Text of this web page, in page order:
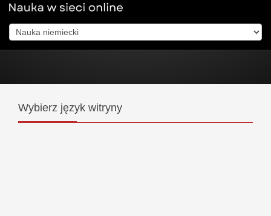
Wybierz język witryny